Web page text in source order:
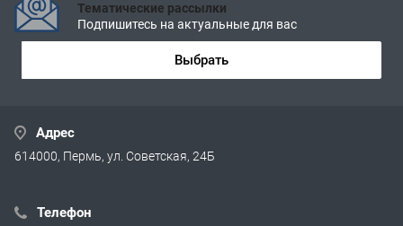
Тематические рассылки
Подпишитесь на актуальные для вас
Выбрать
Адрес
614000, Пермь, ул. Советская, 24Б
Телефон